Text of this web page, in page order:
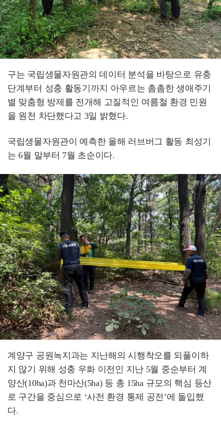
구는 국립생물자원관의 데이터 분석을 바탕으로 유충
단계부터 성충 활동기까지 아우르는 촘촘한 생애주기
별 맞춤형 방제를 전개해 고질적인 여름철 환경 민원
을 원천 차단했다고 3일 밝혔다.
국립생물자원관이 예측한 올해 러브버그 활동 최성기
는 6월 말부터 7월 초순이다.
계양구 공원녹지과는 지난해의 시행착오를 되풀이하
지 않기 위해 성충 우화 이전인 지난 5월 중순부터 계
양산(10ha)과 천마산(5ha) 등 총 15ha 규모의 핵심 등산
로 구간을 중심으로 ‘사전 환경 통제 공전’에 돌입했
다.